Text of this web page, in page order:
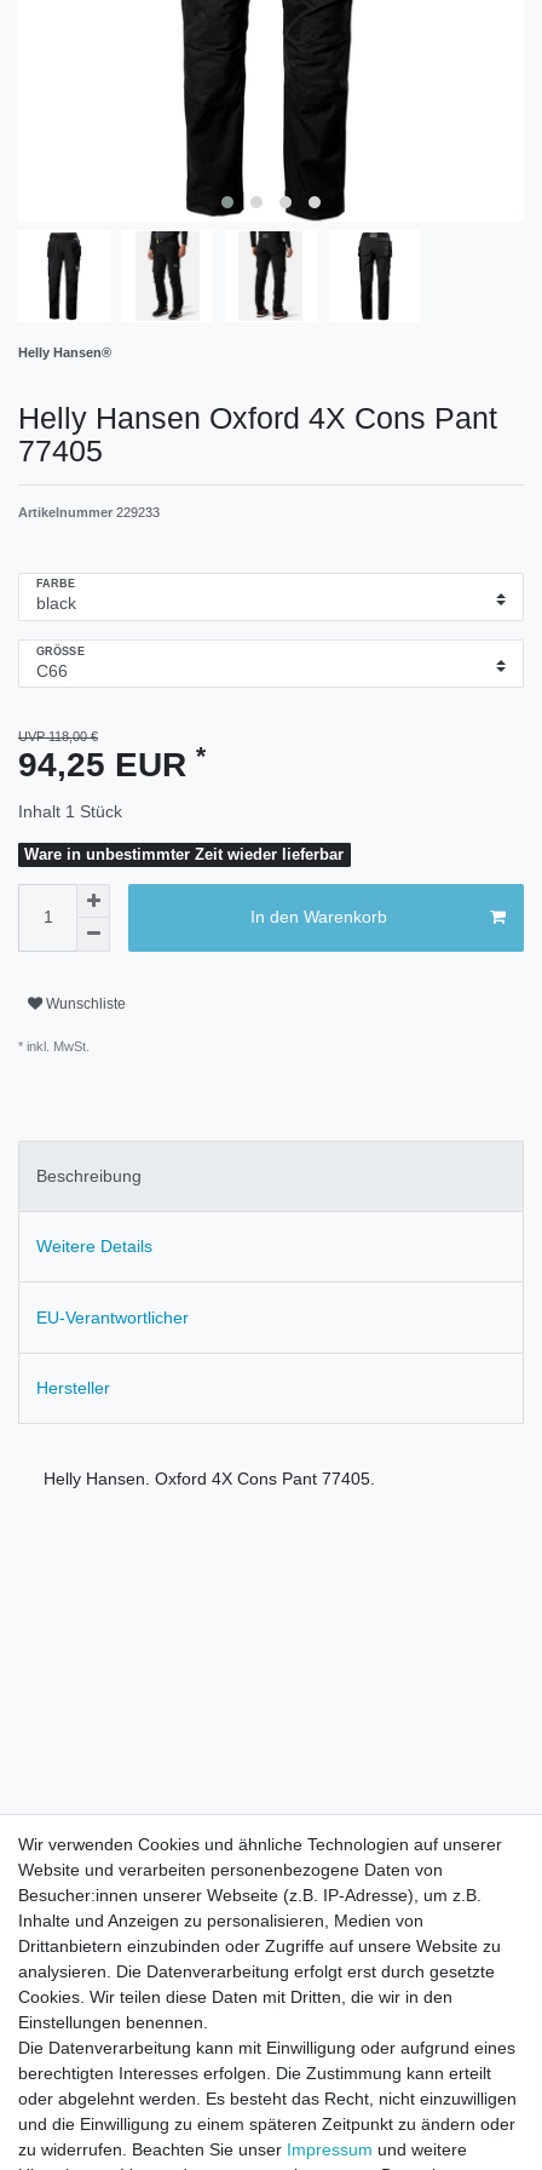
Helly Hansen®
Helly Hansen Oxford 4X Cons Pant
77405
Artikelnummer 229233
FARBE
GRÖSSE
UVP 118,00 €
94,25 EUR *
Inhalt 1 Stück
Ware in unbestimmter Zeit wieder lieferbar
In den Warenkorb
Wunschliste
* inkl. MwSt.
Beschreibung
Weitere Details
EU-Verantwortlicher
Hersteller
Helly Hansen. Oxford 4X Cons Pant 77405.
Wir verwenden Cookies und ähnliche Technologien auf unserer
Website und verarbeiten personenbezogene Daten von
Besucher:innen unserer Webseite (z.B. IP-Adresse), um z.B.
Inhalte und Anzeigen zu personalisieren, Medien von
Drittanbietern einzubinden oder Zugriffe auf unsere Website zu
analysieren. Die Datenverarbeitung erfolgt erst durch gesetzte
Cookies. Wir teilen diese Daten mit Dritten, die wir in den
Einstellungen benennen.
Die Datenverarbeitung kann mit Einwilligung oder aufgrund eines
berechtigten Interesses erfolgen. Die Zustimmung kann erteilt
oder abgelehnt werden. Es besteht das Recht, nicht einzuwilligen
und die Einwilligung zu einem späteren Zeitpunkt zu ändern oder
zu widerrufen. Beachten Sie unser Impressum und weitere